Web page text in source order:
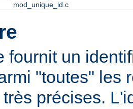
mod_unique_id.c
fournit un
"toutes" les
précises.